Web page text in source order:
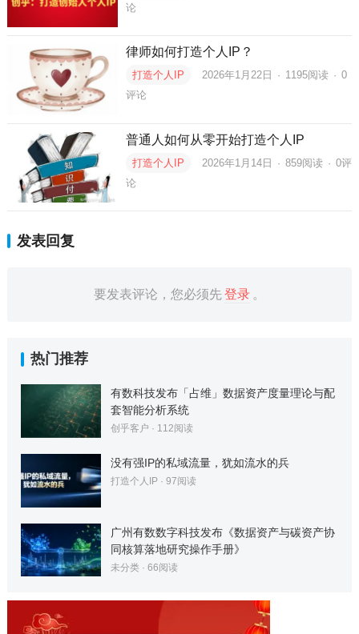
论
律师如何打造个人IP？
打造个人IP 2026年1月22日 · 1195阅读 · 0
评论
普通人如何从零开始打造个人IP
打造个人IP 2026年1月14日 · 859阅读 · 0评
论
发表回复
要发表评论，您必须先登录 。
热门推荐
有数科技发布「占维」数据资产度量理论与配
套智能分析系统
创乎客户 · 112阅读
没有强IP的私域流量，犹如流水的兵
打造个人IP· 97阅读
广州有数数字科技发布《数据资产与碳资产协
同核算落地研究操作手册》
未分类· 66阅读